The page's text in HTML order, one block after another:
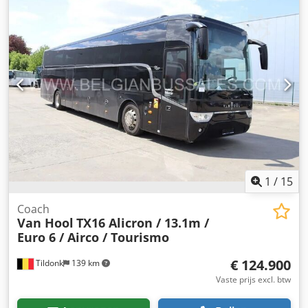
Transportafmetingen: 1800mm x 2250mm x 1400mm (l x b
x h) - Transportgewicht [kg]: 2000kg - Transportcolli [st.]: 1
Codpfxjzm N Ris Amyjha Financiële informatie BTW: De
getoonde prijs is exclusief BTW BTW/marge: BTW
verrekenbaar voor ondernemers Levering en inruil altijd
mogelijk van alles in de industriële sectoren Lukas van
Rossum
1 / 15
Tildonk 139 km
Coach
Van Hool TX16 Alicron / 13.1m /
Euro 6 / Airco / Tourismo
€ 124.900
Vaste prijs excl. btw